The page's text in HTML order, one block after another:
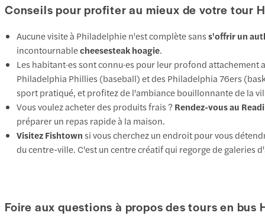
Conseils pour profiter au mieux de votre tour
Aucune visite à Philadelphie n'est complète sanss'offrir un
incontournablecheesesteak hoagie.
Les habitant·es sont connu·es pour leur profond
Philadelphia Phillies (baseball) et des Philadelphia 76ers
sport pratiqué, et profitez de l'ambiance bouillonnante de la
Vous voulez acheter des produits frais ? Rendez-vous au
préparer un repas rapide à la maison.
Visitez Fishtownsi vous cherchez un endroit pour vous
du centre-ville. C'est un centre créatif qui regorge de galeries
Foire aux questions à propos des tours en